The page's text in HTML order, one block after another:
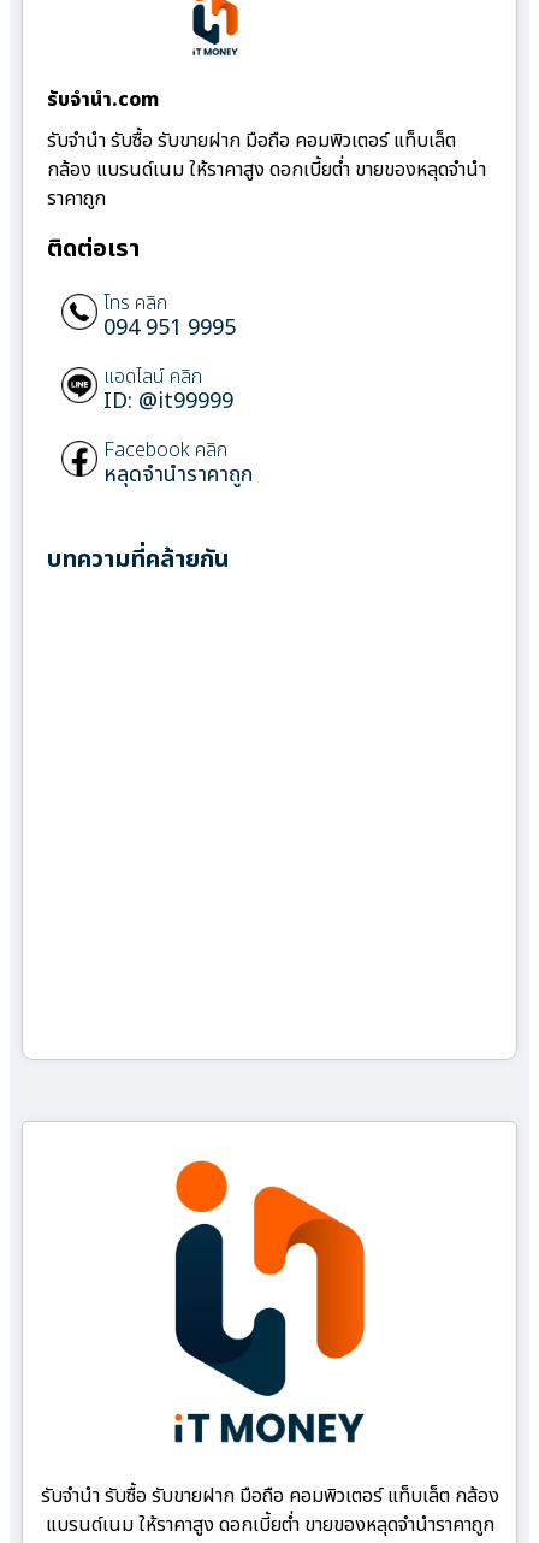
รับจํานํา.com
รับจำนำ รับซื้อ รับขายฝาก มือถือ คอมพิวเตอร์ แท็บเล็ต
กล้อง แบรนด์เนม ให้ราคาสูง ดอกเบี้ยต่ำ ขายของหลุดจำนำ
ราคาถูก
ติดต่อเรา
โทร คลิก
094 951 9995
แอดไลน์ คลิก
ID: @it99999
Facebook คลิก
หลุดจำนำราคาถูก
บทความที่คล้ายกัน
รับจำนำ รับซื้อ รับขายฝาก มือถือ คอมพิวเตอร์ แท็บเล็ต กล้อง
แบรนด์เนม ให้ราคาสูง ดอกเบี้ยต่ำ ขายของหลุดจำนำราคาถูก